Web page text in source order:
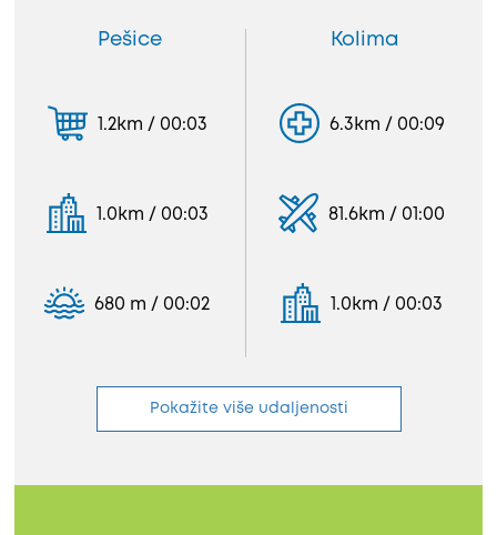
Pešice
1.2km / 00:03
1.0km / 00:03
680 m / 00:02
Kolima
6.3km / 00:09
81.6km / 01:00
1.0km / 00:03
Pokažite više udaljenosti